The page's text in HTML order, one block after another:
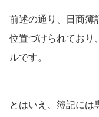
前述の通り、日商簿
位置づけられており
ルです。
とはいえ、簿記には